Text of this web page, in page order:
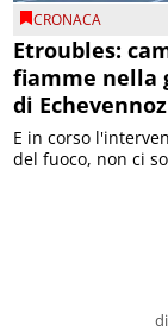
CRONACA
Etroubles:
fiamme nella
di Echevennoz
di
E in corso
del fuoco, non ci